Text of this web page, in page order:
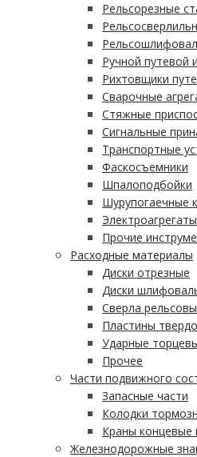
Рельсорезные
Ручной путевой
Рихтовщики
Сварочные
Стяжные
Сигнальные
Транспортные
Фаскосъемники
Шпалоподбойки
Шурупогаечные
Прочие
Расходные материалы
Диски отрезные
Диски
Сверла
Пластины
Ударные
Прочее
Части подвижного
Запасные части
Колодки
Краны
Железнодорожные